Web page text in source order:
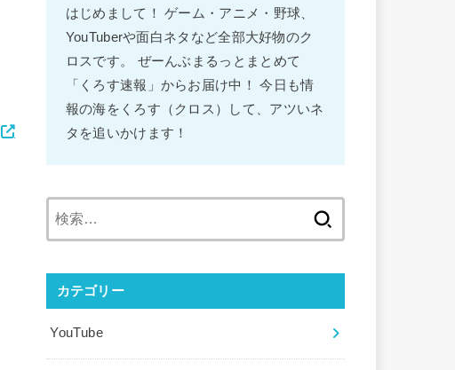
はじめまして！ ゲーム・アニメ・野球、
YouTuberや面白ネタなど全部大好物のク
ロスです。 ぜーんぶまるっとまとめて
「くろす速報」からお届け中！ 今日も情
報の海をくろす（クロス）して、アツいネ
タを追いかけます！
カテゴリー
YouTube